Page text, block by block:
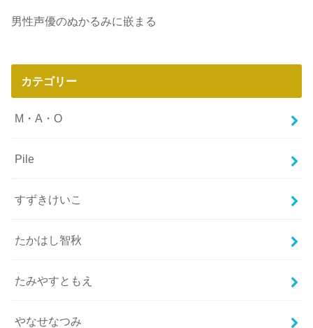
男性声優のぬかるみに嵌まる
カテゴリー
M・A・O
Pile
すずきけいこ
たかはし智秋
たみやすともえ
やなせなつみ